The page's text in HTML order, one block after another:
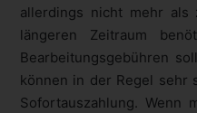
allerdings nicht mehr als
längeren Zeitraum
Bearbeitungsgebühren
können in der Regel sehr
Sofortauszahlung. Wenn